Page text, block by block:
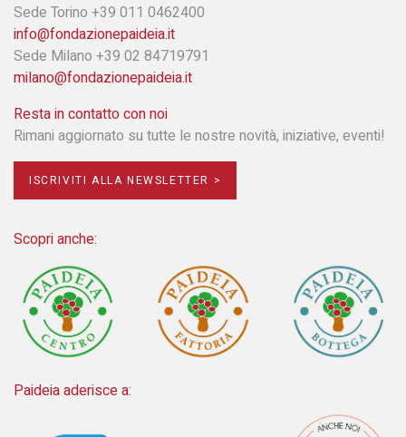
Sede Torino +39 011 0462400
info@fondazionepaideia.it
Sede Milano +39 02 84719791
milano@fondazionepaideia.it
Resta in contatto con noi
Rimani aggiornato su tutte le nostre novità, iniziative, eventi!
ISCRIVITI ALLA NEWSLETTER >
Scopri anche:
Paideia aderisce a: